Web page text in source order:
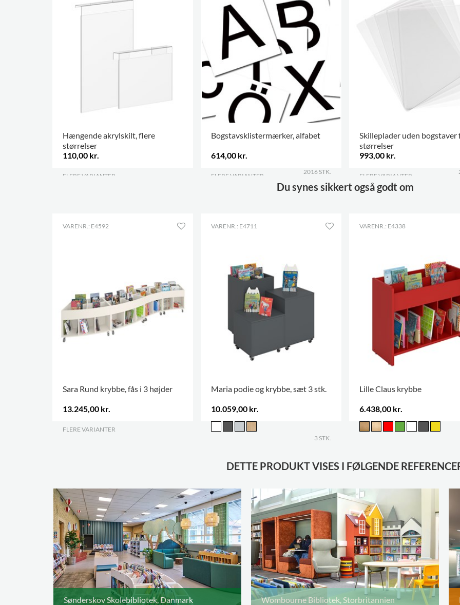
Billedbøger
120-235
Hængende akrylskilt, flere
størrelser
110,00 kr.
FLERE VARIANTER
Bogstavsklistermærker, alfabet
614,00 kr.
FLERE VARIANTER
2016 STK.
Skilleplader uden bogstaver
størrelser
993,00 kr.
FLERE VARIANTER
Du synes sikkert også godt om
VARENR.: E4592
Sara Rund krybbe, fås i 3 højder
13.245,00 kr.
FLERE VARIANTER
VARENR.: E4711
Maria podie og krybbe, sæt 3 stk.
10.059,00 kr.
3 STK.
VARENR.: E4338
Lille Claus krybbe
6.438,00 kr.
DETTE PRODUKT VISES I FØLGENDE
Sønderskov Skolebibliotek, Danmark Wombourne Bibliotek, Storbritannien